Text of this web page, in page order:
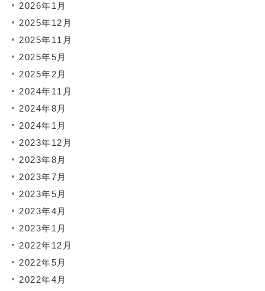
2026年1月
2025年12月
2025年11月
2025年5月
2025年2月
2024年11月
2024年8月
2024年1月
2023年12月
2023年8月
2023年7月
2023年5月
2023年4月
2023年1月
2022年12月
2022年5月
2022年4月